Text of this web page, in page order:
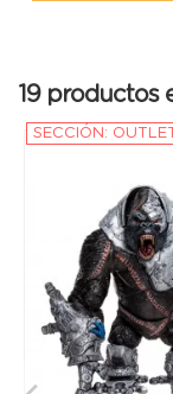
19 productos
SECCIÓN: